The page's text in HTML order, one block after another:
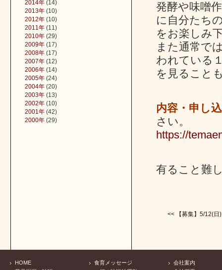
発酵や味噌
に自分たち
をお楽しみ
また通常で
われている
を見ること
内容・申し
さい。
https://
有ること難
<< 【募集】5/12(日
2014年 (14)
2013年 (10)
2012年 (10)
2011年 (11)
2010年 (29)
2009年 (17)
2008年 (17)
2007年 (12)
2006年 (14)
2005年 (24)
2004年 (20)
2003年 (13)
2002年 (10)
2001年 (42)
2000年 (29)
HOME
食育メッセージ
会社案内